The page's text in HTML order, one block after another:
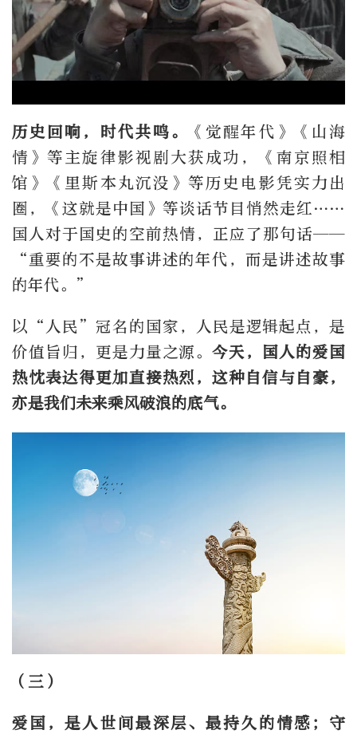
历史回响，时代共鸣。
《觉醒年代》《山海
情》等主旋律影视剧大获成功，《南京照相
馆》《里斯本丸沉没》等历史电影凭实力出
圈，《这就是中国》等谈话节目悄然走红……
国人对于国史的空前热情，正应了那句话——
“重要的不是故事讲述的年代，而是讲述故事
的年代。”
以“人民”冠名的国家，人民是逻辑起点，是
价值旨归，更是力量之源。今天，国人的爱国
热忱表达得更加直接热烈，这种自信与自豪，
亦是我们未来乘风破浪的底气。
（三）
爱国，是人世间最深层、最持久的情感；守